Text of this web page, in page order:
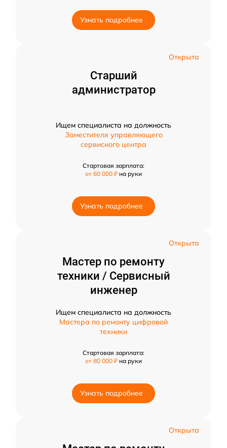
Узнать подробнее
Открыта
Старший
администратор
Ищем специалиста на должность
Заместителя управляющего
сервисного центра
Стартовая зарплата:
от 60 000 ₽ на руки
Узнать подробнее
Открыта
Мастер по ремонту
техники / Сервисный
инженер
Ищем специалиста на должность
Мастера по ремонту цифровой
техники
Стартовая зарплата:
от 80 000 ₽ на руки
Узнать подробнее
Открыта